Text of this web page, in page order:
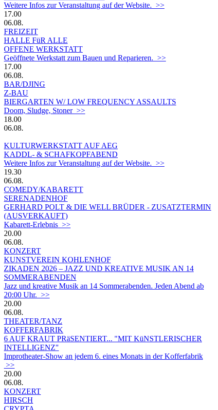
Weitere Infos zur Veranstaltung auf der Website. >>
17.00
06.08.
FREIZEIT
HALLE FüR ALLE
OFFENE WERKSTATT
Geöffnete Werkstatt zum Bauen und Reparieren. >>
17.00
06.08.
BAR/DJING
Z-BAU
BIERGARTEN W/ LOW FREQUENCY ASSAULTS
Doom, Sludge, Stoner >>
18.00
06.08.
KULTURWERKSTATT AUF AEG
KADDL- & SCHAFKOPFABEND
Weitere Infos zur Veranstaltung auf der Website. >>
19.30
06.08.
COMEDY/KABARETT
SERENADENHOF
GERHARD POLT & DIE WELL BRÜDER - ZUSATZTERMIN
(AUSVERKAUFT)
Kabarett-Erlebnis >>
20.00
06.08.
KONZERT
KUNSTVEREIN KOHLENHOF
ZIKADEN 2026 – JAZZ UND KREATIVE MUSIK AN 14
SOMMERABENDEN
Jazz und kreative Musik an 14 Sommerabenden. Jeden Abend ab
20:00 Uhr. >>
20.00
06.08.
THEATER/TANZ
KOFFERFABRIK
6 AUF KRAUT PRäSENTIERT... "MIT KüNSTLERISCHER
INTELLIGENZ"
Improtheater-Show an jedem 6. eines Monats in der Kofferfabrik
>>
20.00
06.08.
KONZERT
HIRSCH